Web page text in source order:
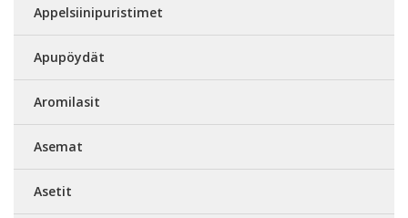
Appelsiinipuristimet
Apupöydät
Aromilasit
Asemat
Asetit